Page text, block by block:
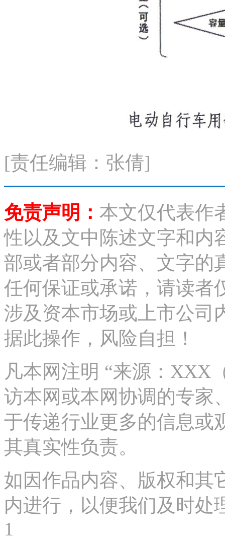
[责任编辑：张倩]
免责声明： 本文仅代表作
性以及文中陈述文字和内
部或者部分内容、文字的
任何保证或承诺，请读者
涉及资本市场或上市公司
据此操作，风险自担！
凡本网注明 “来源：XXX
访本网或本网协调的专家
于传递行业更多的信息或
其真实性负责。
如因作品内容、版权和其
内进行，以便我们及时处
1